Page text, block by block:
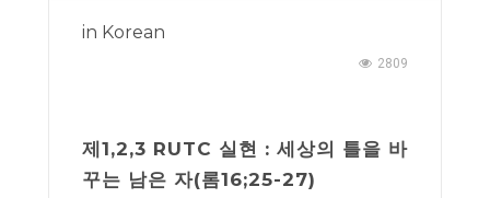
in Korean
2809
제1,2,3 RUTC 실현 : 세상의 틀을 바
꾸는 남은 자(롬16;25-27)